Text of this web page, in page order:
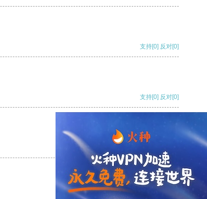
支持[0] 反对[0]
支持[0] 反对[0]